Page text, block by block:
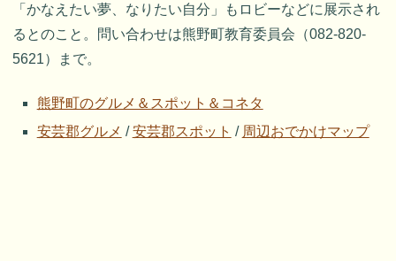
「かなえたい夢、なりたい自分」もロビーなどに展示され
るとのこと。問い合わせは熊野町教育委員会（082-820-
5621）まで。
熊野町のグルメ＆スポット＆コネタ
安芸郡グルメ /安芸郡スポット / 周辺おでかけマップ